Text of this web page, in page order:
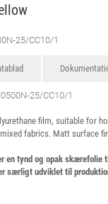
25/CC10/1
25/CC10/1
film, suitable for
fabrics. Matt surface
en tynd og opak skærefolie
særligt udviklet til